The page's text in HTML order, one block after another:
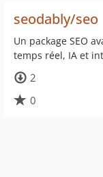
seodably/seo
Un package SEO
temps réel, IA et
2
0